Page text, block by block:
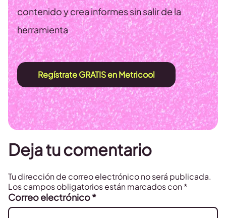
contenido y crea informes sin salir de la
herramienta
Regístrate GRATIS en Metricool
Deja tu comentario
Tu dirección de correo electrónico no será publicada.
Los campos obligatorios están marcados con*
Correo electrónico*